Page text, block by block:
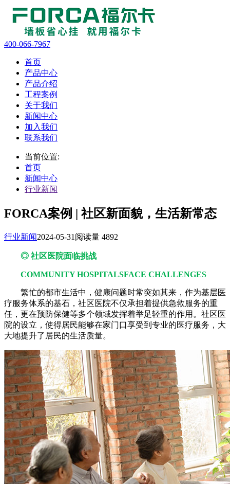
400-066-7967
首页
产品中心
产品介绍
工程案例
关于我们
新闻中心
加入我们
联系我们
当前位置:
首页
新闻中心
行业新闻
FORCA案例 | 社区新面貌，生活新常态
行业新闻2024-05-31 阅读量 4892
◎ 社区医院面临挑战
COMMUNITY HOSPITALSFACE CHALLENGES
繁忙的都市生活中，健康问题时常突如其来，作为基层医
疗服务体系的基石，社区医院不仅承担着提供急救服务的重
任，更在预防保健等多个领域发挥着举足轻重的作用。社区医
院的设立，使得居民能够在家门口享受到专业的医疗服务，大
大地提升了居民的生活质量。